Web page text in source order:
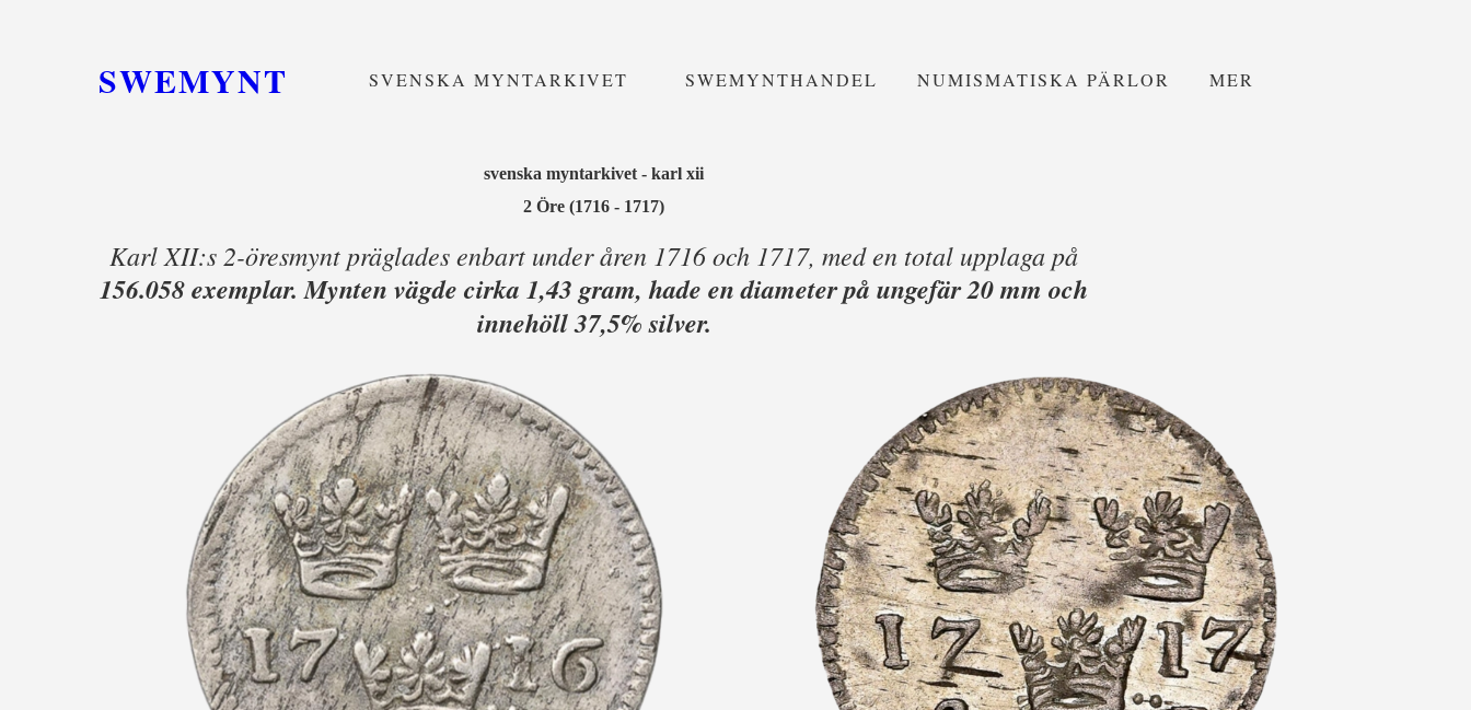
SWEMYNT SVENSKA MYNTARKIVET SWEMYNTHANDEL NUMISMATISKA PÄRLOR MER
svenska myntarkivet - karl xii
2 Öre (1716 - 1717)
Karl XII:s 2-öresmynt präglades enbart under åren 1716 och 1717, med en total upplaga på
156.058 exemplar. Mynten vägde cirka 1,43 gram, hade en diameter på ungefär 20 mm och
innehöll 37,5% silver.